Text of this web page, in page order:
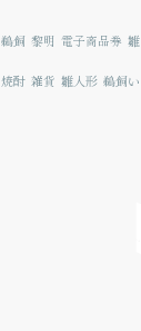
鵜飼 黎明 電子商品券 雛
焼酎 雑貨 雛人形 鵜飼い